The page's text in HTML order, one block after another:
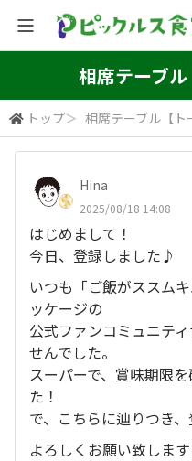
全体検索相席テーブル
トップ＞ 相席テーブル【ト
Hina
2025/08/18 14:08
はじめまして！
今日、登録しました♪
いつも「ご飯がススム
ッケージの
公式ファンコミュニテ
せんでした。
スーパーで、賞味期限
た！
で、こちらに辿りつき
よろしくお願い致しま